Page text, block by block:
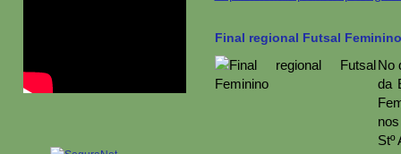
Final regional Futsal Feminino
No
da
Stº